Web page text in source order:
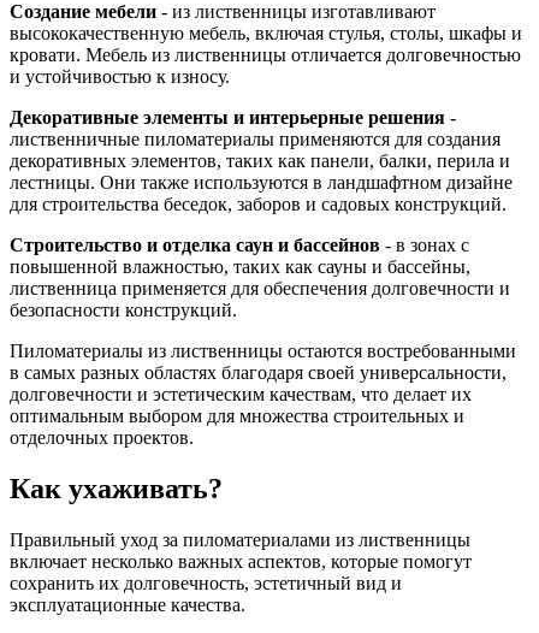
Создание мебели - из лиственницы изготавливают
высококачественную мебель, включая стулья, столы, шкафы и
кровати. Мебель из лиственницы отличается долговечностью
и устойчивостью к износу.
Декоративные элементы и интерьерные решения -
лиственничные пиломатериалы применяются для создания
декоративных элементов, таких как панели, балки, перила и
лестницы. Они также используются в ландшафтном дизайне
для строительства беседок, заборов и садовых конструкций.
Строительство и отделка саун и бассейнов - в зонах с
повышенной влажностью, таких как сауны и бассейны,
лиственница применяется для обеспечения долговечности и
безопасности конструкций.
Пиломатериалы из лиственницы остаются востребованными
в самых разных областях благодаря своей универсальности,
долговечности и эстетическим качествам, что делает их
оптимальным выбором для множества строительных и
отделочных проектов.
Как ухаживать?
Правильный уход за пиломатериалами из лиственницы
включает несколько важных аспектов, которые помогут
сохранить их долговечность, эстетичный вид и
эксплуатационные качества.